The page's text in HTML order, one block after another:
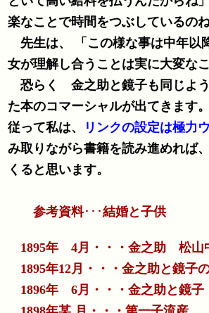
先生は、 「この様な事は中年以
女が理解し合うことは実に大変な
恐らく 金之助と鏡子も同じよう
た本のコマーシャルが出てきます
従って私は、
リンクの設定は極力
み取りながら書籍を読み進めれば
くると思います。
参考資料･･･結婚と子供
1895年 4月・・・金之助 松山
1895年12月・・・金之助と鏡子
1896年 6月・・・金之助と鏡